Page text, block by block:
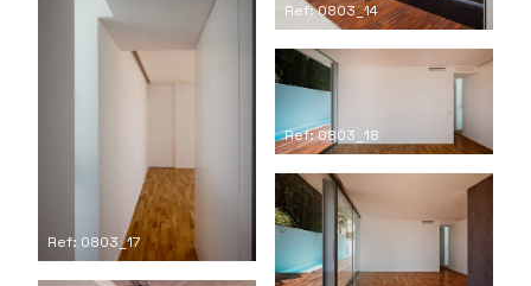
Ref: 0803_14
Ref: 0803_17
Ref: 0803_18